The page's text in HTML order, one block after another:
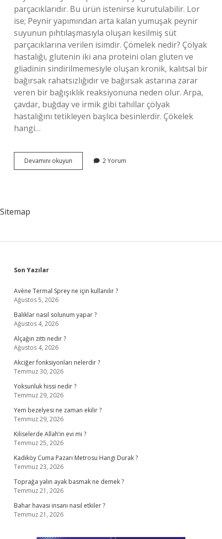
parçacıklarıdır. Bu ürün istenirse kurutulabilir. Lor
ise; Peynir yapımından arta kalan yumuşak peynir
suyunun pıhtılaşmasıyla oluşan kesilmiş süt
parçacıklarına verilen isimdir. Çömelek nedir? Çölyak
hastalığı, glutenin iki ana proteini olan gluten ve
gliadinin sindirilmemesiyle oluşan kronik, kalıtsal bir
bağırsak rahatsızlığıdır ve bağırsak astarına zarar
veren bir bağışıklık reaksiyonuna neden olur. Arpa,
çavdar, buğday ve irmik gibi tahıllar çölyak
hastalığını tetikleyen başlıca besinlerdir. Çökelek
hangi…
Devamını okuyun Çökelek
Anlamı
2 Yorum
Sitemap
Sidebar
Son Yazılar
Avène Termal Sprey ne için kullanılır ?
Ağustos 5, 2026
Balıklar nasıl solunum yapar ?
Ağustos 4, 2026
Alçağın zıttı nedir ?
Ağustos 4, 2026
Akciğer fonksiyonları nelerdir ?
Temmuz 30, 2026
Yoksunluk hissi nedir ?
Temmuz 29, 2026
Yem bezelyesi ne zaman ekilir ?
Temmuz 29, 2026
Kiliselerde Allah’ın evi mi ?
Temmuz 25, 2026
Kadıköy Cuma Pazarı Metrosu Hangi Durak ?
Temmuz 23, 2026
Toprağa yalın ayak basmak ne demek ?
Temmuz 21, 2026
Bahar havası insanı nasıl etkiler ?
Temmuz 21, 2026